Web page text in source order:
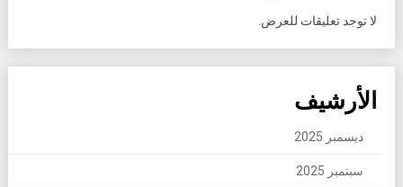
لا توجد تعليقات للعرض.
الأرشيف
ديسمبر 2025
سبتمبر 2025